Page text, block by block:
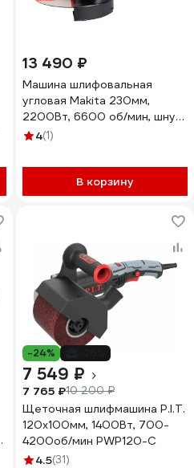
13 490 ₽
Машина шлифовальная
угловая Makita 230мм,
2200Вт, 6600 об/мин, шнур
питания 2,0м GA9090N
4(1)
В корзину
-24%
7 549 ₽
7 765 ₽10 200 ₽
Щеточная шлифмашина P.I.T.
120x100мм, 1400Вт, 700-
4200об/мин PWP120-C
4.5(31)